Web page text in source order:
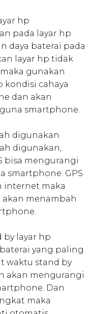
hp
pada layar hp
daya baterai pada
layar hp tidak
gunakan
kondisi cahaya
dan akan
smartphone.
digunakan
digunakan,
bisa mengurangi
smartphone. GPS
internet maka
menambah
by layar hp
yang paling
waktu stand by
akan mengurangi
Dan
maka